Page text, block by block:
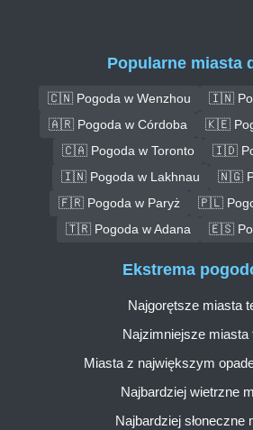
Popularne miasta
🇨🇳 Pogoda w Wenzhou
🇮🇳
🇦🇷 Pogoda w Córdoba
🇰🇪
🇨🇦 Pogoda w Toronto
🇮🇩
🇮🇳 Pogoda w Lakhnau
🇳🇬
🇫🇷 Pogoda w Paryż
🇵🇱
🇹🇷 Pogoda w Adana
🇪🇸
Ekstrema
Najgorętsze miasta
Najzimniejsze miasta
Miasta z największym
Najbardziej wietrzne
Najbardziej słoneczne